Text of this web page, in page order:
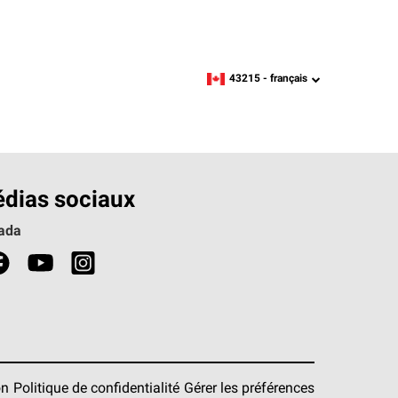
zipcode,language
43215 - français
sociaux
Politique de confidentialité Gérer les préférences